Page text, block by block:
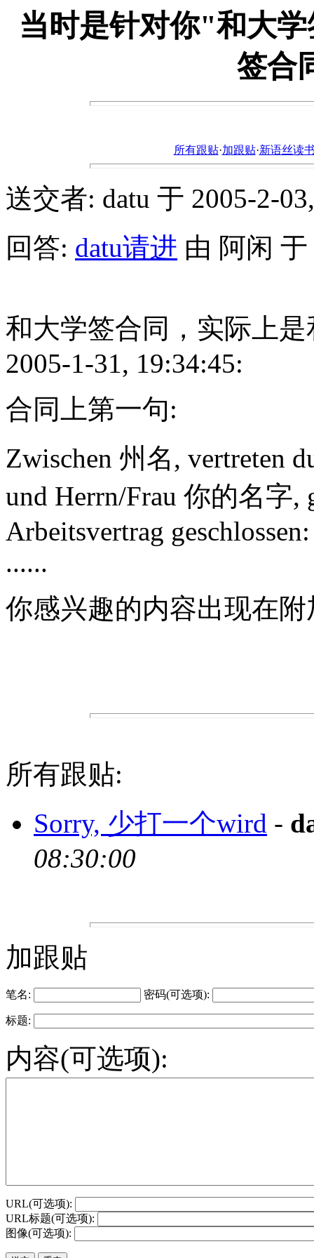
当时是针对你"和大
签合
所有跟贴·加跟贴·新语丝读
送交者: datu 于 2005-2-
回答: datu请进 由 阿闲 于
和大学签合同，实际上
2005-1-31, 19:34:45:
合同上第一句:
Zwischen 州名, vertreten
und Herrn/Frau 你的名字,
Arbeitsvertrag geschlossen:
......
你感兴趣的内容出现在
所有跟贴:
Sorry, 少打一个wird -
08:30:00
加跟贴
笔名: 密码(可选项):
标题:
内容(可选项):
URL(可选项):
URL标题(可选项):
图像(可选项):